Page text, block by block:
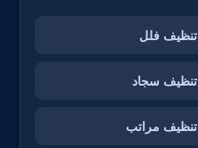
تنظيف فلل
تنظيف سجاد
تنظيف مراتب